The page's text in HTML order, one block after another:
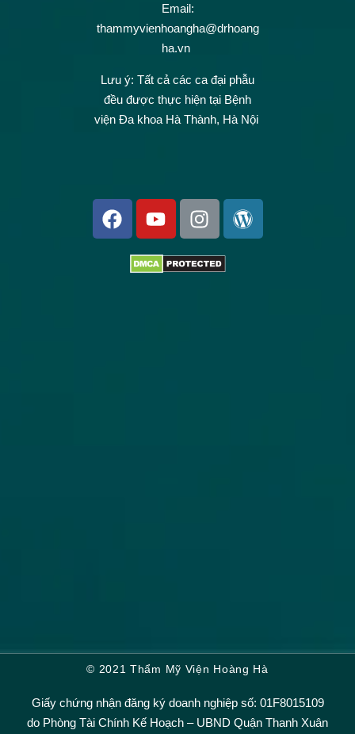
Email:
thammyvienhoangha@drhoang
ha.vn
Lưu ý: Tất cả các ca đại phẫu
đều được thực hiện tại Bệnh
viện Đa khoa Hà Thành, Hà Nội
© 2021 Thẩm Mỹ Viện Hoàng Hà
Giấy chứng nhận đăng ký doanh nghiệp số: 01F8015109
do Phòng Tài Chính Kế Hoạch – UBND Quận Thanh Xuân